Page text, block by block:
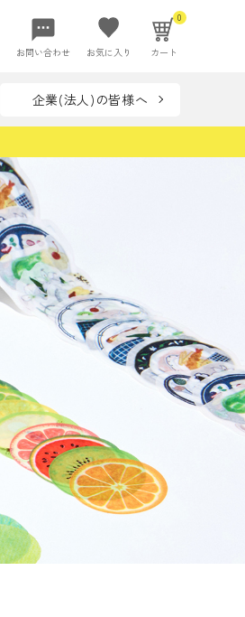
sms
お問い合わせ お気に入り
0
カート
着せ替えシリーズ
企業(法人)の皆様へ